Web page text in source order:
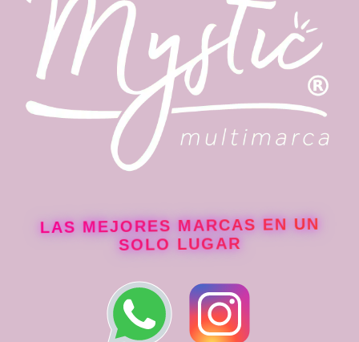
Contenido:
LAS MEJORES MARCAS EN UN
SOLO LUGAR